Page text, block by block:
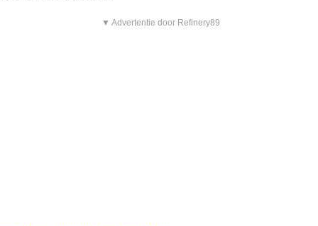
▼ Advertentie door Refinery89